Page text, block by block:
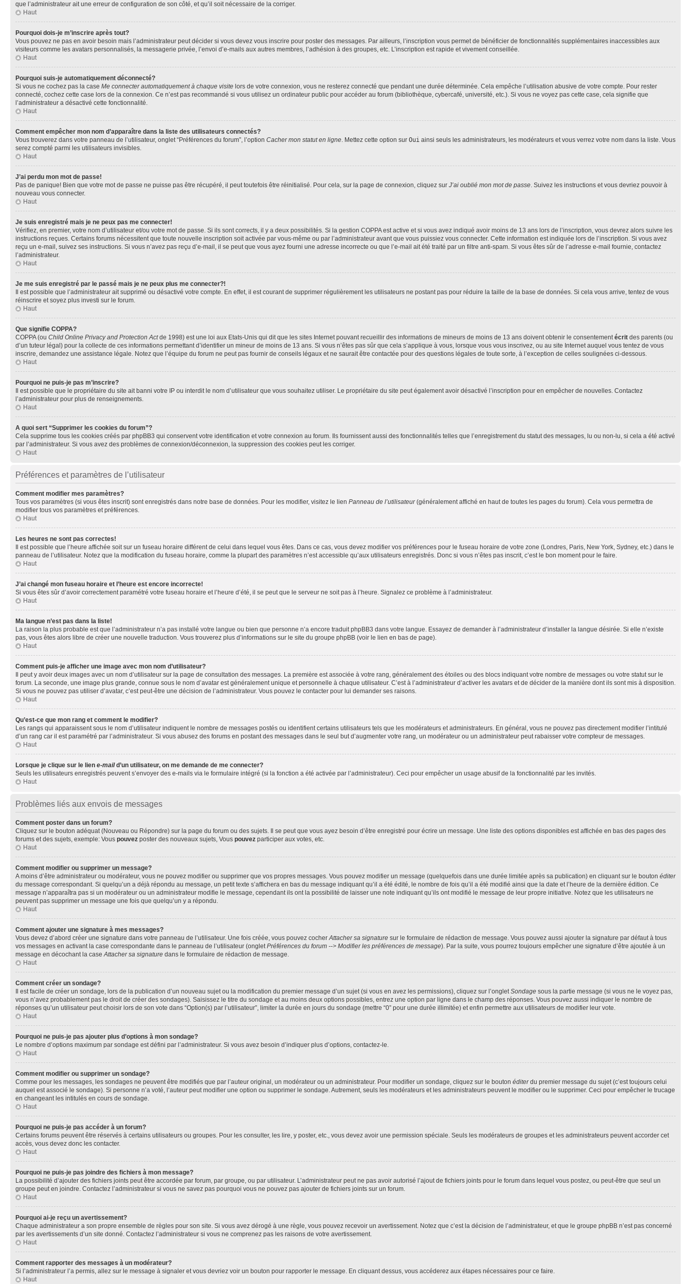
que l’administrateur ait une erreur de configuration de son côté, et qu’il soit nécessaire de la corriger.
Haut
Pourquoi dois-je m’inscrire après tout?
Vous pouvez ne pas en avoir besoin mais l’administrateur peut décider si vous devez vous inscrire pour poster des messages. Par ailleurs, l’inscription vous permet de bénéficier de fonctionnalités supplémentaires inaccessibles aux
visiteurs comme les avatars personnalisés, la messagerie privée, l’envoi d’e-mails aux autres membres, l’adhésion à des groupes, etc. L’inscription est rapide et vivement conseillée.
Haut
Pourquoi suis-je automatiquement déconnecté?
Si vous ne cochez pas la case Me connecter automatiquement à chaque visite lors de votre connexion, vous ne resterez connecté que pendant une durée déterminée. Cela empêche l’utilisation abusive de votre compte. Pour rester
connecté, cochez cette case lors de la connexion. Ce n’est pas recommandé si vous utilisez un ordinateur public pour accéder au forum (bibliothèque, cybercafé, université, etc.). Si vous ne voyez pas cette case, cela signifie que
l’administrateur a désactivé cette fonctionnalité.
Haut
Comment empêcher mon nom d’apparaître dans la liste des utilisateurs connectés?
Vous trouverez dans votre panneau de l’utilisateur, onglet “Préférences du forum”, l’option Cacher mon statut en ligne. Mettez cette option sur Oui ainsi seuls les administrateurs, les modérateurs et vous verrez votre nom dans la liste. Vous
serez compté parmi les utilisateurs invisibles.
Haut
J’ai perdu mon mot de passe!
Pas de panique! Bien que votre mot de passe ne puisse pas être récupéré, il peut toutefois être réinitialisé. Pour cela, sur la page de connexion, cliquez sur J’ai oublié mon mot de passe. Suivez les instructions et vous devriez pouvoir à
nouveau vous connecter.
Haut
Je suis enregistré mais je ne peux pas me connecter!
Vérifiez, en premier, votre nom d’utilisateur et/ou votre mot de passe. Si ils sont corrects, il y a deux possibilités. Si la gestion COPPA est active et si vous avez indiqué avoir moins de 13 ans lors de l’inscription, vous devrez alors suivre les
instructions reçues. Certains forums nécessitent que toute nouvelle inscription soit activée par vous-même ou par l’administrateur avant que vous puissiez vous connecter. Cette information est indiquée lors de l’inscription. Si vous avez
reçu un e-mail, suivez ses instructions. Si vous n’avez pas reçu d’e-mail, il se peut que vous ayez fourni une adresse incorrecte ou que l’e-mail ait été traité par un filtre anti-spam. Si vous êtes sûr de l’adresse e-mail fournie, contactez
l’administrateur.
Haut
Je me suis enregistré par le passé mais je ne peux plus me connecter?!
Il est possible que l’administrateur ait supprimé ou désactivé votre compte. En effet, il est courant de supprimer régulièrement les utilisateurs ne postant pas pour réduire la taille de la base de données. Si cela vous arrive, tentez de vous
réinscrire et soyez plus investi sur le forum.
Haut
Que signifie COPPA?
COPPA (ou Child Online Privacy and Protection Actde 1998) est une loi aux Etats-Unis qui dit que les sites Internet pouvant recueillir des informations de mineurs de moins de 13 ans doivent obtenir le consentementécrit des parents (ou
d’un tuteur légal) pour la collecte de ces informations permettant d’identifier un mineur de moins de 13 ans. Si vous n’êtes pas sûr que cela s’applique à vous, lorsque vous vous inscrivez, ou au site Internet auquel vous tentez de vous
inscrire, demandez une assistance légale. Notez que l’équipe du forum ne peut pas fournir de conseils légaux et ne saurait être contactée pour des questions légales de toute sorte, à l’exception de celles soulignées ci-dessous.
Haut
Pourquoi ne puis-je pas m’inscrire?
Il est possible que le propriétaire du site ait banni votre IP ou interdit le nom d’utilisateur que vous souhaitez utiliser. Le propriétaire du site peut également avoir désactivé l’inscription pour en empêcher de nouvelles. Contactez
l’administrateur pour plus de renseignements.
Haut
A quoi sert “Supprimer les cookies du forum”?
Cela supprime tous les cookies créés par phpBB3 qui conservent votre identification et votre connexion au forum. Ils fournissent aussi des fonctionnalités telles que l’enregistrement du statut des messages, lu ou non-lu, si cela a été activé
par l’administrateur. Si vous avez des problèmes de connexion/déconnexion, la suppression des cookies peut les corriger.
Haut
Préférences et paramètres de l’utilisateur
Comment modifier mes paramètres?
Tous vos paramètres (si vous êtes inscrit) sont enregistrés dans notre base de données. Pour les modifier, visitez le lien Panneau de l’utilisateur(généralement affiché en haut de toutes les pages du forum). Cela vous permettra de
modifier tous vos paramètres et préférences.
Haut
Les heures ne sont pas correctes!
Il est possible que l’heure affichée soit sur un fuseau horaire différent de celui dans lequel vous êtes. Dans ce cas, vous devez modifier vos préférences pour le fuseau horaire de votre zone (Londres, Paris, New York, Sydney, etc.) dans le
panneau de l’utilisateur. Notez que la modification du fuseau horaire, comme la plupart des paramètres n’est accessible qu’aux utilisateurs enregistrés. Donc si vous n’êtes pas inscrit, c’est le bon moment pour le faire.
Haut
J’ai changé mon fuseau horaire et l’heure est encore incorrecte!
Si vous êtes sûr d’avoir correctement paramétré votre fuseau horaire et l’heure d’été, il se peut que le serveur ne soit pas à l’heure. Signalez ce problème à l’administrateur.
Haut
Ma langue n’est pas dans la liste!
La raison la plus probable est que l’administrateur n’a pas installé votre langue ou bien que personne n’a encore traduit phpBB3 dans votre langue. Essayez de demander à l’administrateur d’installer la langue désirée. Si elle n’existe
pas, vous êtes alors libre de créer une nouvelle traduction. Vous trouverez plus d’informations sur le site du groupe phpBB (voir le lien en bas de page).
Haut
Comment puis-je afficher une image avec mon nom d’utilisateur?
Il peut y avoir deux images avec un nom d’utilisateur sur la page de consultation des messages. La première est associée à votre rang, généralement des étoiles ou des blocs indiquant votre nombre de messages ou votre statut sur le
forum. La seconde, une image plus grande, connue sous le nom d’avatar est généralement unique et personnelle à chaque utilisateur. C’est à l’administrateur d’activer les avatars et de décider de la manière dont ils sont mis à disposition.
Si vous ne pouvez pas utiliser d’avatar, c’est peut-être une décision de l’administrateur. Vous pouvez le contacter pour lui demander ses raisons.
Haut
Qu’est-ce que mon rang et comment le modifier?
Les rangs qui apparaissent sous le nom d’utilisateur indiquent le nombre de messages postés ou identifient certains utilisateurs tels que les modérateurs et administrateurs. En général, vous ne pouvez pas directement modifier l’intitulé
d’un rang car il est paramétré par l’administrateur. Si vous abusez des forums en postant des messages dans le seul but d’augmenter votre rang, un modérateur ou un administrateur peut rabaisser votre compteur de messages.
Haut
Lorsque je clique sur le lien e-maild’un utilisateur, on me demande de me connecter?
Seuls les utilisateurs enregistrés peuvent s’envoyer des e-mails via le formulaire intégré (si la fonction a été activée par l’administrateur). Ceci pour empêcher un usage abusif de la fonctionnalité par les invités.
Haut
Problèmes liés aux envois de messages
Comment poster dans un forum?
Cliquez sur le bouton adéquat (Nouveau ou Répondre) sur la page du forum ou des sujets. Il se peut que vous ayez besoin d’être enregistré pour écrire un message. Une liste des options disponibles est affichée en bas des pages des
forums et des sujets, exemple: Vous pouvez poster des nouveaux sujets, Vous pouvez participer aux votes, etc.
Haut
Comment modifier ou supprimer un message?
A moins d’être administrateur ou modérateur, vous ne pouvez modifier ou supprimer que vos propres messages. Vous pouvez modifier un message (quelquefois dans une durée limitée après sa publication) en cliquant sur le bouton éditer
du message correspondant. Si quelqu’un a déjà répondu au message, un petit texte s’affichera en bas du message indiquant qu’il a été édité, le nombre de fois qu’il a été modifié ainsi que la date et l’heure de la dernière édition. Ce
message n’apparaîtra pas si un modérateur ou un administrateur modifie le message, cependant ils ont la possibilité de laisser une note indiquant qu’ils ont modifié le message de leur propre initiative. Notez que les utilisateurs ne
peuvent pas supprimer un message une fois que quelqu’un y a répondu.
Haut
Comment ajouter une signature à mes messages?
Vous devez d’abord créer une signature dans votre panneau de l’utilisateur. Une fois créée, vous pouvez cocherAttacher sa signature sur le formulaire de rédaction de message. Vous pouvez aussi ajouter la signature par défaut à tous
vos messages en activant la case correspondante dans le panneau de l’utilisateur (ongletPréférences du forum --> Modifier les préférences de message). Par la suite, vous pourrez toujours empêcher une signature d’être ajoutée à un
message en décochant la caseAttacher sa signature dans le formulaire de rédaction de message.
Haut
Comment créer un sondage?
Il est facile de créer un sondage, lors de la publication d’un nouveau sujet ou la modification du premier message d’un sujet (si vous en avez les permissions), cliquez sur l’ongletSondage sous la partie message (si vous ne le voyez pas,
vous n’avez probablement pas le droit de créer des sondages). Saisissez le titre du sondage et au moins deux options possibles, entrez une option par ligne dans le champ des réponses. Vous pouvez aussi indiquer le nombre de
réponses qu’un utilisateur peut choisir lors de son vote dans “Option(s) par l’utilisateur”, limiter la durée en jours du sondage (mettre “0” pour une durée illimitée) et enfin permettre aux utilisateurs de modifier leur vote.
Haut
Pourquoi ne puis-je pas ajouter plus d’options à mon sondage?
Le nombre d’options maximum par sondage est défini par l’administrateur. Si vous avez besoin d’indiquer plus d’options, contactez-le.
Haut
Comment modifier ou supprimer un sondage?
Comme pour les messages, les sondages ne peuvent être modifiés que par l’auteur original, un modérateur ou un administrateur. Pour modifier un sondage, cliquez sur le bouton éditerdu premier message du sujet (c’est toujours celui
auquel est associé le sondage). Si personne n’a voté, l’auteur peut modifier une option ou supprimer le sondage. Autrement, seuls les modérateurs et les administrateurs peuvent le modifier ou le supprimer. Ceci pour empêcher le trucage
en changeant les intitulés en cours de sondage.
Haut
Pourquoi ne puis-je pas accéder à un forum?
Certains forums peuvent être réservés à certains utilisateurs ou groupes. Pour les consulter, les lire, y poster, etc., vous devez avoir une permission spéciale. Seuls les modérateurs de groupes et les administrateurs peuvent accorder cet
accès, vous devez donc les contacter.
Haut
Pourquoi ne puis-je pas joindre des fichiers à mon message?
La possibilité d’ajouter des fichiers joints peut être accordée par forum, par groupe, ou par utilisateur. L’administrateur peut ne pas avoir autorisé l’ajout de fichiers joints pour le forum dans lequel vous postez, ou peut-être que seul un
groupe peut en joindre. Contactez l’administrateur si vous ne savez pas pourquoi vous ne pouvez pas ajouter de fichiers joints sur un forum.
Haut
Pourquoi ai-je reçu un avertissement?
Chaque administrateur a son propre ensemble de règles pour son site. Si vous avez dérogé à une règle, vous pouvez recevoir un avertissement. Notez que c’est la décision de l’administrateur, et que le groupe phpBB n’est pas concerné
par les avertissements d’un site donné. Contactez l’administrateur si vous ne comprenez pas les raisons de votre avertissement.
Haut
Comment rapporter des messages à un modérateur?
Si l’administrateur l’a permis, allez sur le message à signaler et vous devriez voir un bouton pour rapporter le message. En cliquant dessus, vous accéderez aux étapes nécessaires pour ce faire.
Haut